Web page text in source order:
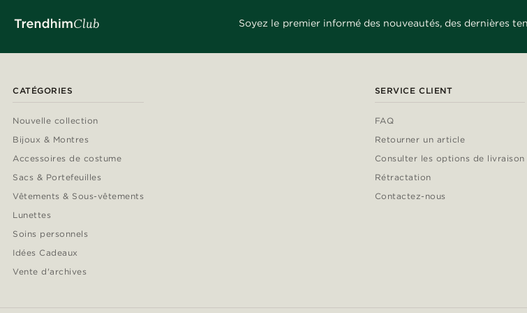
Soyez le premier informé des nouveautés, des dernières
CATÉGORIES
Nouvelle collection
Bijoux & Montres
Accessoires de costume
Sacs & Portefeuilles
Vêtements & Sous-vêtements
Lunettes
Soins personnels
Idées Cadeaux
Vente d'archives
SERVICE CLIENT
FAQ
Retourner un article
Consulter les options de livraison
Rétractation
Contactez-nous